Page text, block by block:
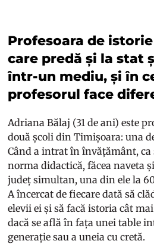
Profesoara de
care predă și la stat
într-un mediu, și în
profesorul face
Adriana Bălaj (31 de ani) este
două școli din Timișoara: una
Când a intrat în învățământ, ca
norma didactică, făcea naveta
județ simultan, una din ele la
A încercat de fiecare dată să
elevii ei și să facă istoria cât
dacă se află în fața unei table
generație sau a uneia cu cretă.